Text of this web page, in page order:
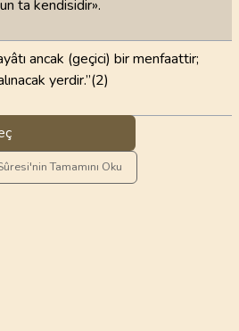
ta kendisidir».
ancak (geçici) bir menfaattir;
yerdir.”(2)
Tamamını Oku